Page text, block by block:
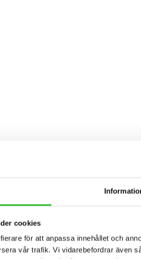
cookies
för att anpassa innehållet och
vår trafik. Vi vidarebefordrar även
kraft och stil. Med toppmodern
precision, perfekt för träning och
för längre turer.